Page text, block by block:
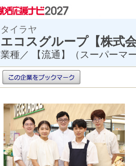
タイラヤ
エコスグループ【株
業種／ 【流通】（スーパーマ